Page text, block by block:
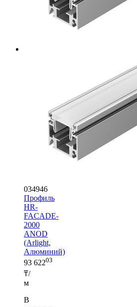
034946
Профиль
HR-
FACADE-
2000
ANOD
(Arlight,
Алюминий)
93 62203
₸/
м
В